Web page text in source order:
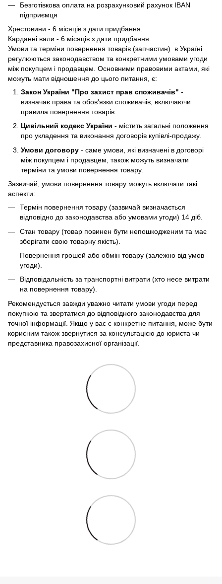
Безготівкова оплата на розрахунковий рахунок IBAN
підприємця
Хрестовини - 6 місяців з дати придбання.
Карданні вали - 6 місяців з дати придбання.
Умови та терміни повернення товарів (запчастин) в Україні
регулюються законодавством та конкретними умовами угоди
між покупцем і продавцем. Основними правовими актами, які
можуть мати відношення до цього питання, є:
Закон України "Про захист прав споживачів" -
визначає права та обов'язки споживачів, включаючи
правила повернення товарів.
Цивільний кодекс України - містить загальні положення
про укладення та виконання договорів купівлі-продажу.
Умови договору - саме умови, які визначені в договорі
між покупцем і продавцем, також можуть визначати
терміни та умови повернення товару.
Зазвичай, умови повернення товару можуть включати такі
аспекти:
Термін повернення товару (зазвичай визначається
відповідно до законодавства або умовами угоди) 14 діб.
Стан товару (товар повинен бути непошкодженим та має
зберігати свою товарну якість).
Повернення грошей або обмін товару (залежно від умов
угоди).
Відповідальність за транспортні витрати (хто несе витрати
на повернення товару).
Рекомендується завжди уважно читати умови угоди перед
покупкою та звертатися до відповідного законодавства для
точної інформації. Якщо у вас є конкретне питання, може бути
корисним також звернутися за консультацією до юриста чи
представника правозахисної організації.